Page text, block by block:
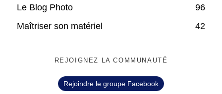
Le Blog Photo
96
Maîtriser son matériel
42
REJOIGNEZ LA COMMUNAUTÉ
Rejoindre le groupe Facebook